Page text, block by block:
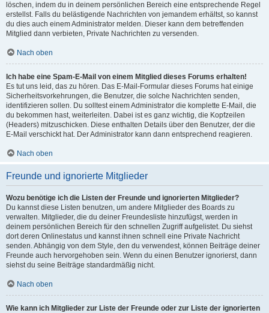
löschen, indem du in deinem persönlichen Bereich eine entsprechende Regel
erstellst. Falls du belästigende Nachrichten von jemandem erhältst, so kannst
du dies auch einem Administrator melden. Dieser kann dem betreffenden
Mitglied dann verbieten, Private Nachrichten zu versenden.
Nach oben
Ich habe eine Spam-E-Mail von einem Mitglied dieses Forums erhalten!
Es tut uns leid, das zu hören. Das E-Mail-Formular dieses Forums hat einige
Sicherheitsvorkehrungen, die Benutzer, die solche Nachrichten senden,
identifizieren sollen. Du solltest einem Administrator die komplette E-Mail, die
du bekommen hast, weiterleiten. Dabei ist es ganz wichtig, die Kopfzeilen
(Headers) mitzuschicken. Diese enthalten Details über den Benutzer, der die
E-Mail verschickt hat. Der Administrator kann dann entsprechend reagieren.
Nach oben
Freunde und ignorierte Mitglieder
Wozu benötige ich die Listen der Freunde und ignorierten Mitglieder?
Du kannst diese Listen benutzen, um andere Mitglieder des Boards zu
verwalten. Mitglieder, die du deiner Freundesliste hinzufügst, werden in
deinem persönlichen Bereich für den schnellen Zugriff aufgelistet. Du siehst
dort deren Onlinestatus und kannst ihnen schnell eine Private Nachricht
senden. Abhängig von dem Style, den du verwendest, können Beiträge deiner
Freunde auch hervorgehoben sein. Wenn du einen Benutzer ignorierst, dann
siehst du seine Beiträge standardmäßig nicht.
Nach oben
Wie kann ich Mitglieder zur Liste der Freunde oder zur Liste der ignorierten